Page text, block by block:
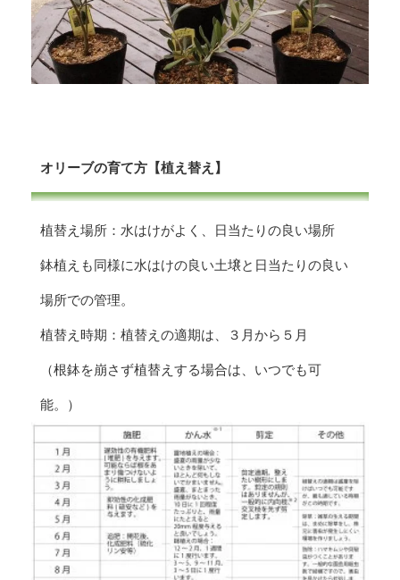
オリーブの育て方【植え替え】
植替え場所：水はけがよく、日当たりの良い場所
鉢植えも同様に水はけの良い土壌と日当たりの良い
場所での管理。
植替え時期：植替えの適期は、３月から５月
（根鉢を崩さず植替えする場合は、いつでも可
能。）